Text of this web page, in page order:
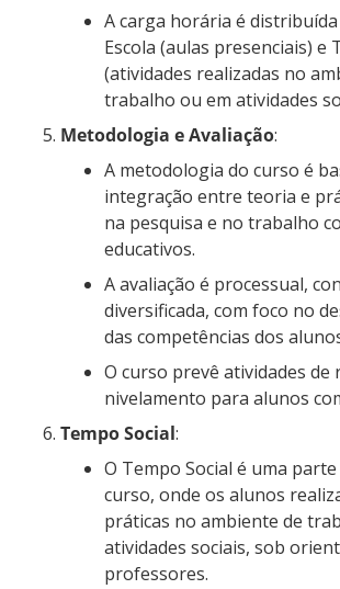
A carga horária é
Escola (aulas presenciais) e
(atividades realizadas no
trabalho ou em atividades
Metodologia e Avaliação:
A metodologia do curso é
integração entre teoria e
na pesquisa e no trabalho
educativos.
A avaliação é processual,
diversificada, com foco no
das competências dos
O curso prevê atividades de
nivelamento para alunos
Tempo Social:
O Tempo Social é uma
curso, onde os alunos
práticas no ambiente de
atividades sociais, sob
professores.